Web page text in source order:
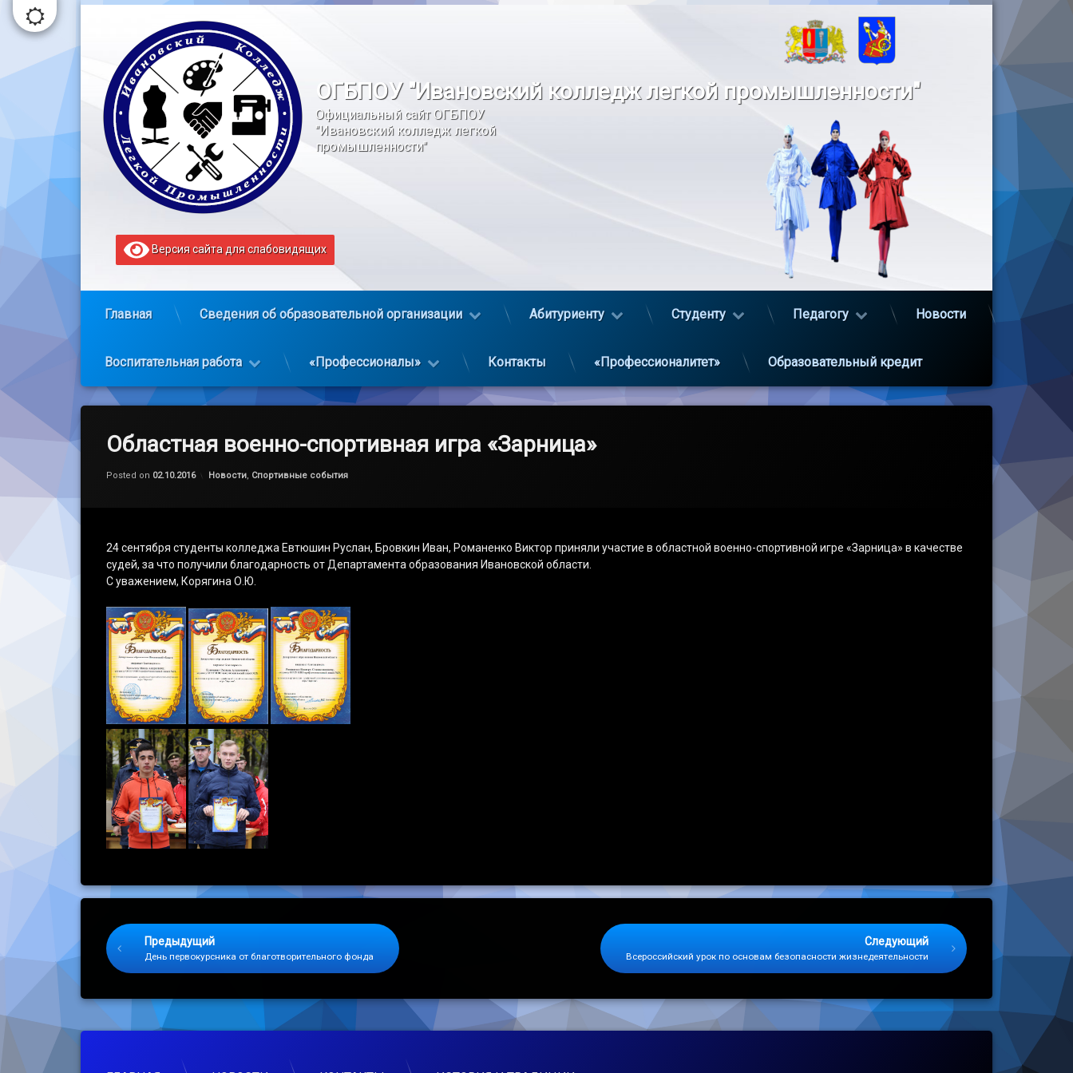
Перейти
содержимому
ОГБПОУ "Ивановский колледж легкой промышленности"
Официальный сайт ОГБПОУ
"Ивановский колледж легкой
промышленности"
Версия сайта для слабовидящих
Главная Сведения об образовательной организации Абитуриенту Студенту Педагогу Новости
Воспитательная работа «Профессионалы» Контакты «Профессионалитет» Образовательный кредит
Областная военно-спортивная игра «Зарница»
Posted on 02.10.2016
Обновлено на
by
Категории:
Новости, Спортивные события
24 сентября студенты колледжа Евтюшин Руслан, Бровкин Иван, Романенко Виктор приняли участие в областной военно-спортивной игре «Зарница» в качестве
судей, за что получили благодарность от Департамента образования Ивановской области.
С уважением, Корягина О.Ю.
Keep Reading
Предыдущий
День первокурсника от благотворительного фонда
Следующий
Всероссийский урок по основам безопасности жизнедеятельности